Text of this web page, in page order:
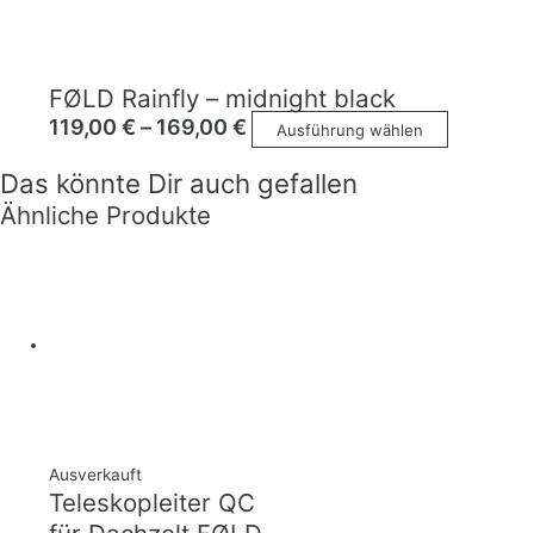
FØLD Rainfly – midnight black
119,00€ – 169,00€ Ausführung wählen
Das könnte Dir auch gefallen
Ähnliche Produkte
Ausverkauft
Teleskopleiter QC